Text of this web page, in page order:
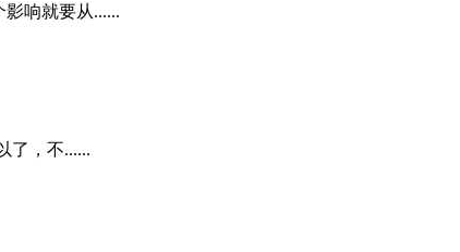
响就要从......
了，不......